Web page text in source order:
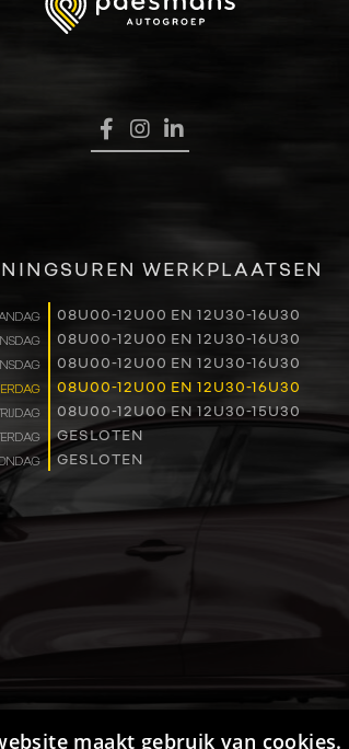
RENAULT PRO+
VERHUUR
CONTACT
WERKPLAATSEN
08U00-12U00 EN 12U30-16U30
08U00-12U00 EN 12U30-16U30
08U00-12U00 EN 12U30-16U30
08U00-12U00 EN 12U30-16U30
08U00-12U00 EN 12U30-15U30
GESLOTEN
GESLOTEN
maakt gebruik van cookies.